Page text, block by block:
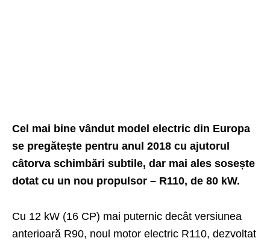
Cel mai bine vândut model electric din Europa
se pregătește pentru anul 2018 cu ajutorul
câtorva schimbări subtile, dar mai ales sosește
dotat cu un nou propulsor – R110, de 80 kW.
Cu 12 kW (16 CP) mai puternic decât versiunea
anterioară R90, noul motor electric R110, dezvoltat